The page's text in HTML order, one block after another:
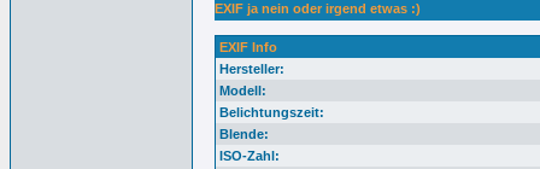
EXIF ja nein oder irgend etwas :)
EXIF Info
Hersteller:
Modell:
Belichtungszeit:
Blende:
ISO-Zahl: